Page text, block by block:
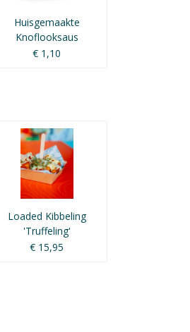
Huisgemaakte
Knoflooksaus
€ 1,10
Loaded Kibbeling
'Truffeling'
€ 15,95